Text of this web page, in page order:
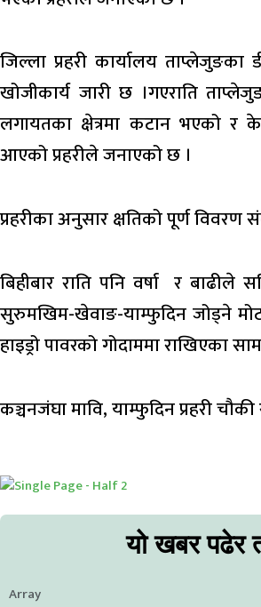
जिल्ला प्रहरी कार्यालय
खोजीकार्य जारी छ ।गएराति
लगायतका क्षेत्रमा कटान भएको र
आएको प्रहरीले जनाएको छ ।
प्रहरीका अनुसार क्षतिको पूर्ण
बिहीबार राति पनि वर्षा र बाढीले
सुरुमखिम-खेवाङ-याम्फुदिन जोड्ने
हाइड्रो पावरको गोदाममा राखिएका
कञ्चनजंघा मावि, याम्फुदिन प्रहरी
यो खबर पढेर
Array